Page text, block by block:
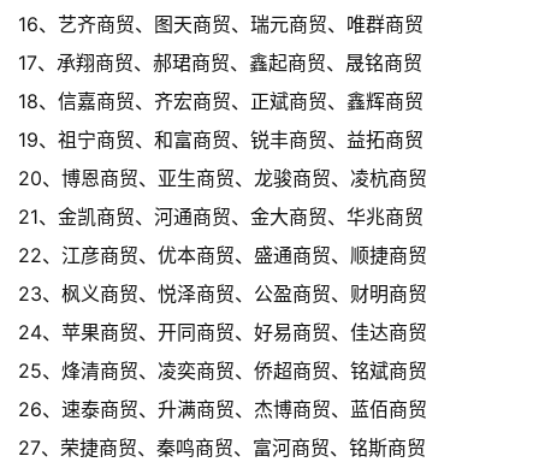
16、艺齐商贸、图天商贸、瑞元商贸、唯群商贸
17、承翔商贸、郝珺商贸、鑫起商贸、晟铭商贸
18、信嘉商贸、齐宏商贸、正斌商贸、鑫辉商贸
19、祖宁商贸、和富商贸、锐丰商贸、益拓商贸
20、博恩商贸、亚生商贸、龙骏商贸、凌杭商贸
21、金凯商贸、河通商贸、金大商贸、华兆商贸
22、江彦商贸、优本商贸、盛通商贸、顺捷商贸
23、枫义商贸、悦泽商贸、公盈商贸、财明商贸
24、苹果商贸、开同商贸、好易商贸、佳达商贸
25、烽清商贸、凌奕商贸、侨超商贸、铭斌商贸
26、速泰商贸、升满商贸、杰博商贸、蓝佰商贸
27、荣捷商贸、秦鸣商贸、富河商贸、铭斯商贸